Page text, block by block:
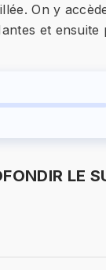
On y
et ensuite
LE